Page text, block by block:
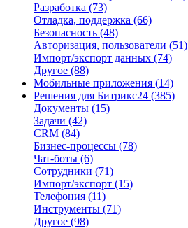
Разработка (73)
Отладка, поддержка (66)
Безопасность (48)
Авторизация, пользователи (51)
Импорт/экспорт данных (74)
Другое (88)
Мобильные приложения (14)
Решения для Битрикс24 (385)
Документы (15)
Задачи (42)
CRM (84)
Бизнес-процессы (78)
Чат-боты (6)
Сотрудники (71)
Импорт/экспорт (15)
Телефония (11)
Инструменты (71)
Другое (98)